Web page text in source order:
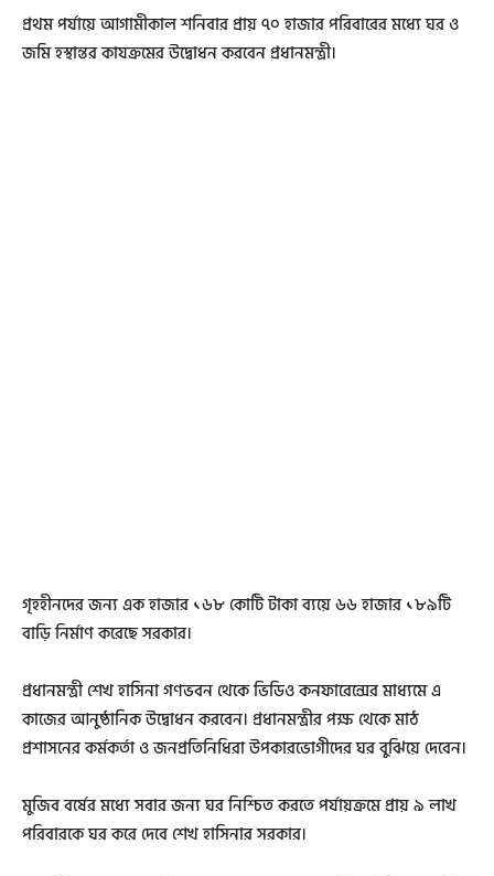
প্রথম পর্যায়ে আগামীকাল শনিবার প্রায় ৭০ হাজার পরিবারের মধ্যে ঘর ও
জমি হস্থান্তর কাযক্রমের উদ্বোধন করবেন প্রধানমন্ত্রী।
গৃহহীনদের জন্য এক হাজার ১৬৮ কোটি টাকা ব্যয়ে ৬৬ হাজার ১৮৯টি
বাড়ি নির্মাণ করেছে সরকার।
প্রধানমন্ত্রী শেখ হাসিনা গণভবন থেকে ভিডিও কনফারেন্সের মাধ্যমে এ
কাজের আনুষ্ঠানিক উদ্বোধন করবেন। প্রধানমন্ত্রীর পক্ষ থেকে মাঠ
প্রশাসনের কর্মকর্তা ও জনপ্রতিনিধিরা উপকারভোগীদের ঘর বুঝিয়ে দেবেন।
মুজিব বর্ষের মধ্যে সবার জন্য ঘর নিশ্চিত করতে পর্যায়ক্রমে প্রায় ৯ লাখ
পরিবারকে ঘর করে দেবে শেখ হাসিনার সরকার।